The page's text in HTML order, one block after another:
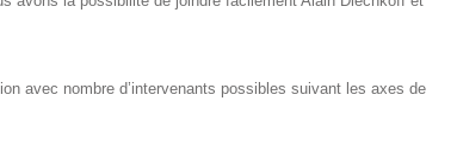
avec nombre d’intervenants possibles suivant les axes de